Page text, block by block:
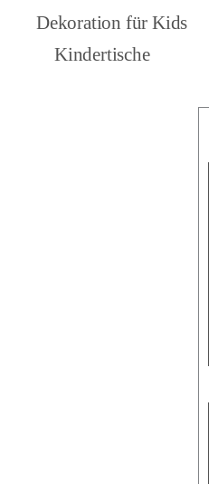
Dekoration für Kids
Kindertische